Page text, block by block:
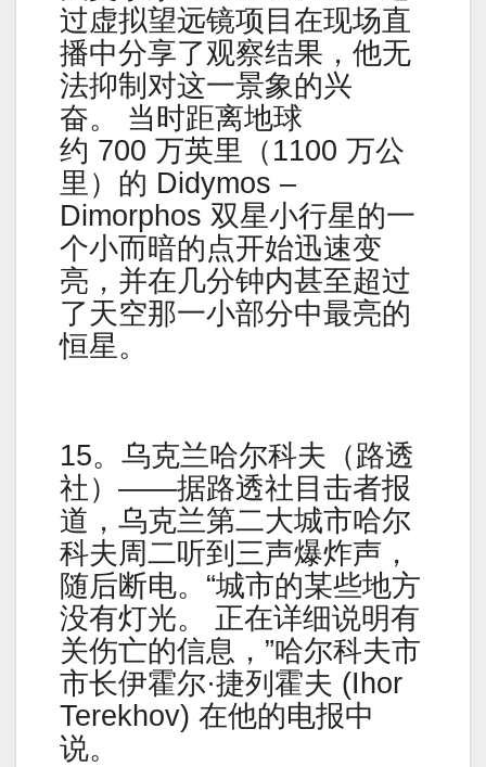
过虚拟望远镜项目在现场直
播中分享了观察结果，他无
法抑制对这一景象的兴
奋。 当时距离地球
约 700 万英里（1100 万公
里）的 Didymos –
Dimorphos 双星小行星的一
个小而暗的点开始迅速变
亮，并在几分钟内甚至超过
了天空那一小部分中最亮的
恒星。
15。乌克兰哈尔科夫（路透
社）——据路透社目击者报
道，乌克兰第二大城市哈尔
科夫周二听到三声爆炸声，
随后断电。“城市的某些地方
没有灯光。 正在详细说明有
关伤亡的信息，”哈尔科夫市
市长伊霍尔·捷列霍夫 (Ihor
Terekhov) 在他的电报中
说。